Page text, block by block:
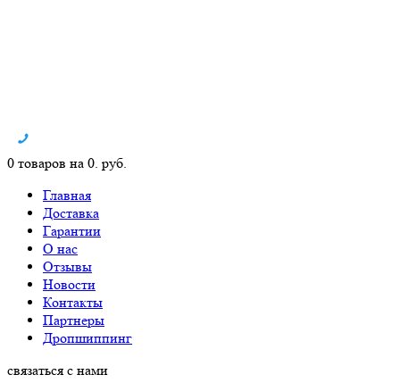
0 товаров на 0. руб.
Главная
Доставка
Гарантии
О нас
Отзывы
Новости
Контакты
Партнеры
Дропшиппинг
связаться с нами